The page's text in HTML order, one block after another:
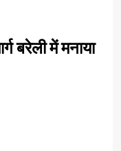
बरेली में मनाया